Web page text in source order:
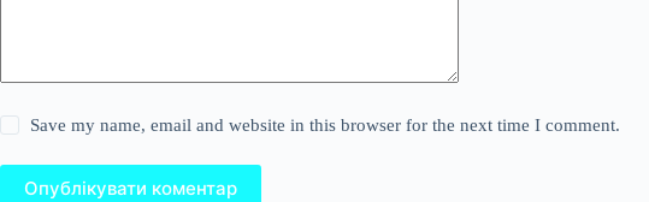
Save my name, email and website in this browser for the next time I comment.
Опублікувати коментар